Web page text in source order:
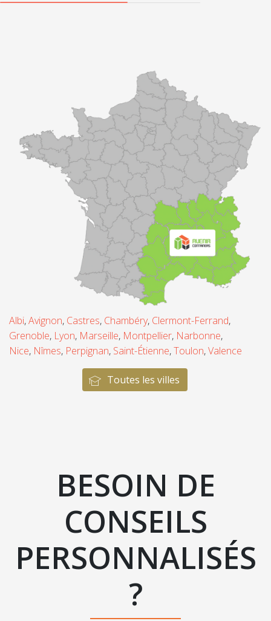
Albi,Avignon, Castres, Chambéry, Clermont-Ferrand,
Grenoble, Lyon, Marseille, Montpellier, Narbonne,
Nice, Nîmes, Perpignan, Saint-Étienne,Toulon,Valence
Toutes les villes
BESOIN DE
CONSEILS
PERSONNALISÉS
?